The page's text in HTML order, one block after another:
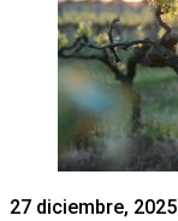
27 diciembre, 2025